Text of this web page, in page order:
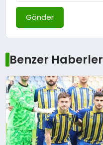
Gönder
Benzer Haberler